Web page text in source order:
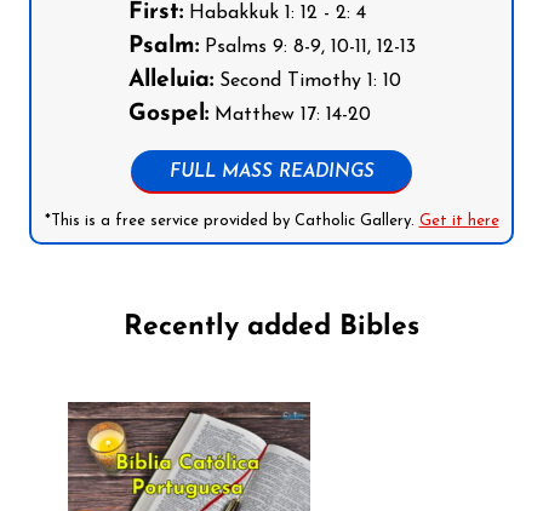
First:Habakkuk 1: 12 - 2: 4
Psalm:Psalms 9: 8-9, 10-11, 12-13
Alleluia:Second Timothy 1: 10
Gospel:Matthew 17: 14-20
FULL MASS READINGS
*This is a free service provided by Catholic Gallery. Get it here
Recently added Bibles